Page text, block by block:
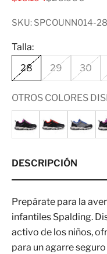
SKU: SPCOUNN014-28
Talla:
28
29 30
OTROS COLORES
DESCRIPCIÓN
Prepárate para la
infantiles Spalding.
activo de los niños,
para un agarre